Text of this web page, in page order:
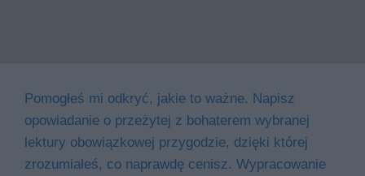
Pomogłeś mi odkryć, jakie to ważne. Napisz
opowiadanie o przeżytej z bohaterem wybranej
lektury obowiązkowej przygodzie, dzięki której
zrozumiałeś, co naprawdę cenisz. Wypracowanie